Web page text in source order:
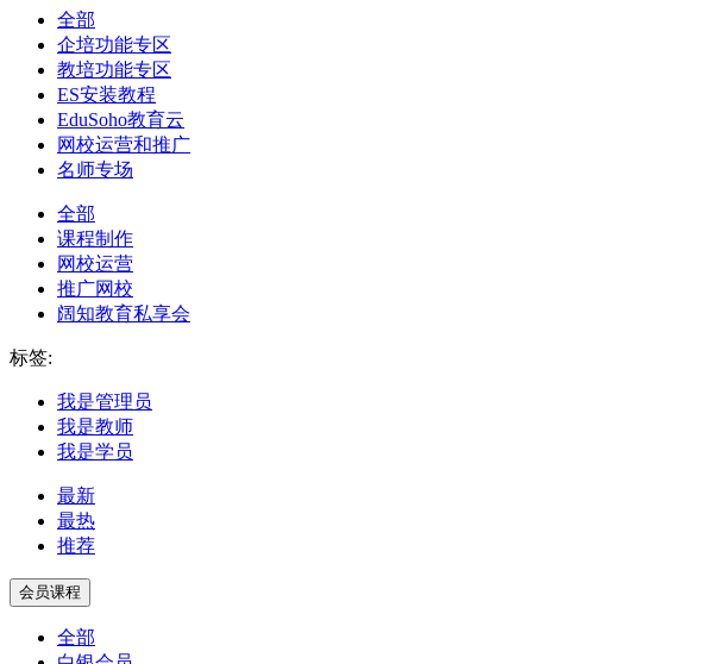
全部
企培功能专区
教培功能专区
ES安装教程
EduSoho教育云
网校运营和推广
名师专场
全部
课程制作
网校运营
推广网校
阔知教育私享会
标签:
我是管理员
我是教师
我是学员
最新
最热
推荐
会员课程
全部